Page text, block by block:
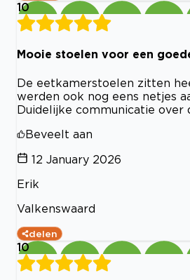
10
Mooie stoelen voor een
De eetkamerstoelen zitten
werden ook nog eens netjes
Duidelijke communicatie over
Beveelt aan
12 January 2026
Erik
Valkenswaard
delen
10